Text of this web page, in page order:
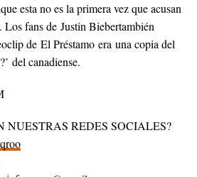
esta no es la primera vez que acusan
fans de Justin Biebertambién
de El Préstamo era una copia del
del canadiense.
NUESTRAS REDES SOCIALES?